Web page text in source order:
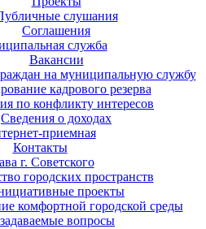
слушания
Соглашения
служба
Вакансии
на муниципальную службу
кадрового резерва
по конфликту интересов
Сведения о доходах
приемная
Контакты
г. Советского
городских пространств
проекты
комфортной городской среды
вопросы